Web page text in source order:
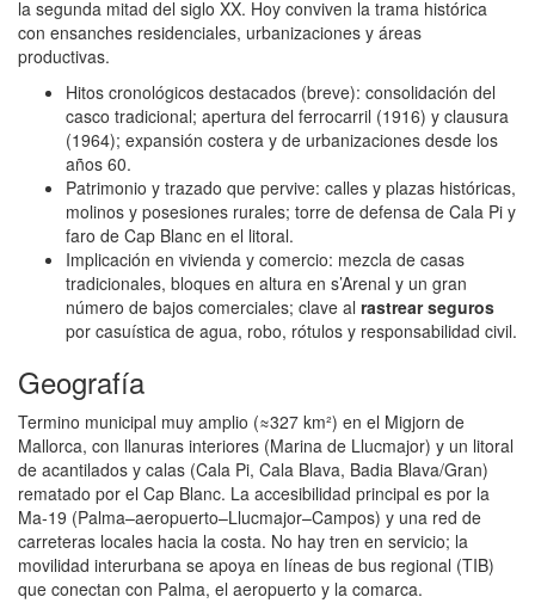
la segunda mitad del siglo XX. Hoy conviven la trama histórica
con ensanches residenciales, urbanizaciones y áreas
productivas.
Hitos cronológicos destacados (breve): consolidación del
casco tradicional; apertura del ferrocarril (1916) y clausura
(1964); expansión costera y de urbanizaciones desde los
años 60.
Patrimonio y trazado que pervive: calles y plazas históricas,
molinos y posesiones rurales; torre de defensa de Cala Pi y
faro de Cap Blanc en el litoral.
Implicación en vivienda y comercio: mezcla de casas
tradicionales, bloques en altura en s’Arenal y un gran
número de bajos comerciales; clave al rastrear seguros
por casuística de agua, robo, rótulos y responsabilidad civil.
Geografía
Termino municipal muy amplio (≈327 km²) en el Migjorn de
Mallorca, con llanuras interiores (Marina de Llucmajor) y un litoral
de acantilados y calas (Cala Pi, Cala Blava, Badia Blava/Gran)
rematado por el Cap Blanc. La accesibilidad principal es por la
Ma‑19 (Palma–aeropuerto–Llucmajor–Campos) y una red de
carreteras locales hacia la costa. No hay tren en servicio; la
movilidad interurbana se apoya en líneas de bus regional (TIB)
que conectan con Palma, el aeropuerto y la comarca.